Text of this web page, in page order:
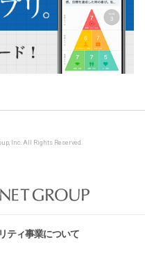
Inc. All Rights Reserved.
ティ事業について